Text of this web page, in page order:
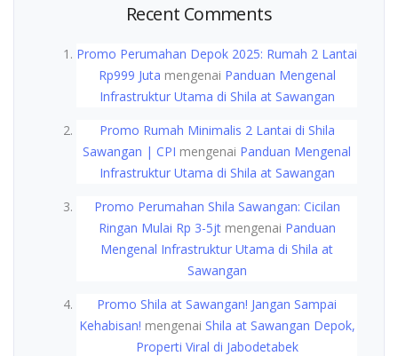
Recent Comments
Promo Perumahan Depok 2025: Rumah 2 Lantai
Rp999 Juta mengenai Panduan Mengenal
Infrastruktur Utama di Shila at Sawangan
Promo Rumah Minimalis 2 Lantai di Shila
Sawangan | CPI mengenai Panduan Mengenal
Infrastruktur Utama di Shila at Sawangan
Promo Perumahan Shila Sawangan: Cicilan
Ringan Mulai Rp 3-5jtmengenai Panduan
Mengenal Infrastruktur Utama di Shila at
Sawangan
Promo Shila at Sawangan! Jangan Sampai
Kehabisan! mengenai Shila at Sawangan Depok,
Properti Viral di Jabodetabek